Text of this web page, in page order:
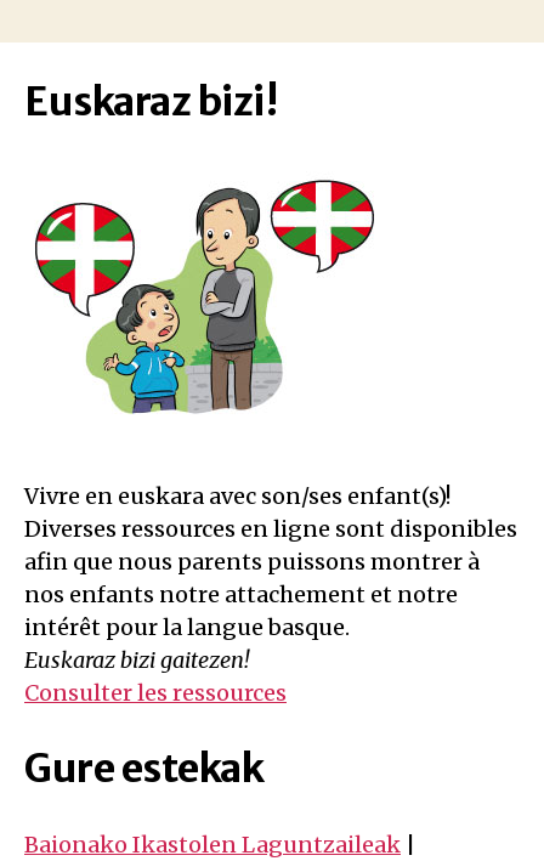
Euskaraz bizi!
Vivre en euskara avec son/ses enfant(s)!
Diverses ressources en ligne sont disponibles
afin que nous parents puissons montrer à
nos enfants notre attachement et notre
intérêt pour la langue basque.
Euskaraz bizi gaitezen!
Consulter les ressources
Gure estekak
Baionako Ikastolen Laguntzaileak